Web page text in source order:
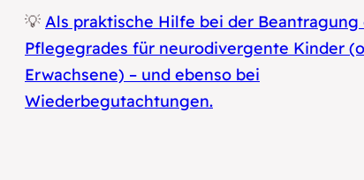
💡 Als praktische Hilfe bei der Beantragung
Pflegegrades für neurodivergente Kinder
Erwachsene) – und ebenso bei
Wiederbegutachtungen.